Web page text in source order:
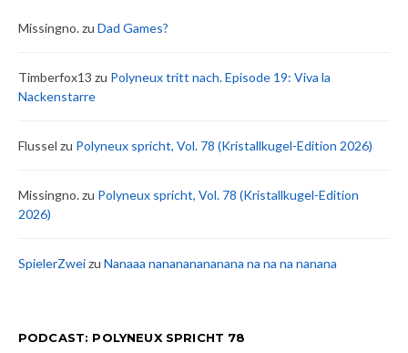
Missingno.zu Dad Games?
Timberfox13 zu Polyneux tritt nach. Episode 19: Viva la
Nackenstarre
Flussel zu Polyneux spricht, Vol. 78 (Kristallkugel-Edition 2026)
Missingno.zu Polyneux spricht, Vol. 78 (Kristallkugel-Edition
2026)
SpielerZweizu Nanaaa nanananananana na na na nanana
PODCAST: POLYNEUX SPRICHT 78